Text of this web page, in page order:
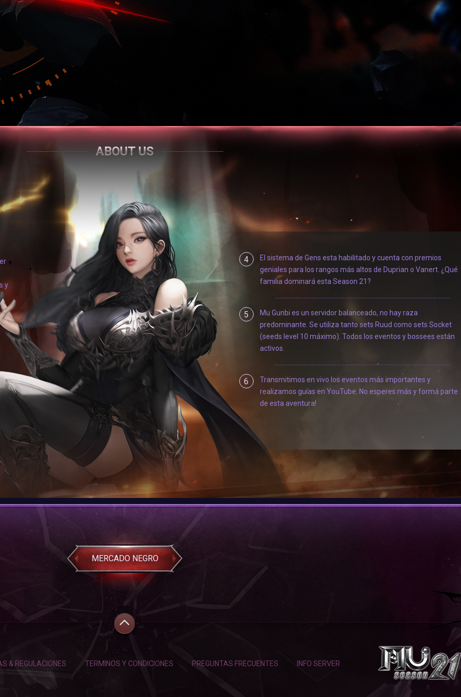
ABOUT US
y
4
El sistema de Gens esta habilitado y cuenta con premios
geniales para los rangos más altos de Duprian o Vanert. ¿Qué
familia dominará esta Season 21?
5
Mu Gunbi es un servidor balanceado, no hay raza
predominante. Se utiliza tanto sets Ruud como sets Socket
(seeds level 10 máximo). Todos los eventos y bossees están
activos.
6
Transmitimos en vivo los eventos más importantes y
realizamos guías en YouTube. No esperes más y formá parte
de esta aventura!
MERCADO NEGRO
& REGULACIONES TERMINOS Y CONDICIONES PREGUNTAS FRECUENTES INFO SERVER